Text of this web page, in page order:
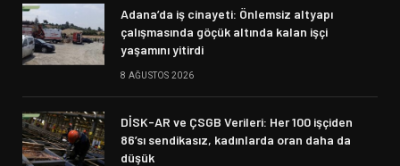
Adana’da iş cinayeti: Önlemsiz altyapı
çalışmasında göçük altında kalan işçi
yaşamını yitirdi
8 AĞUSTOS 2026
DİSK-AR ve ÇSGB Verileri: Her 100 işçiden
86’sı sendikasız, kadınlarda oran daha da
düşük